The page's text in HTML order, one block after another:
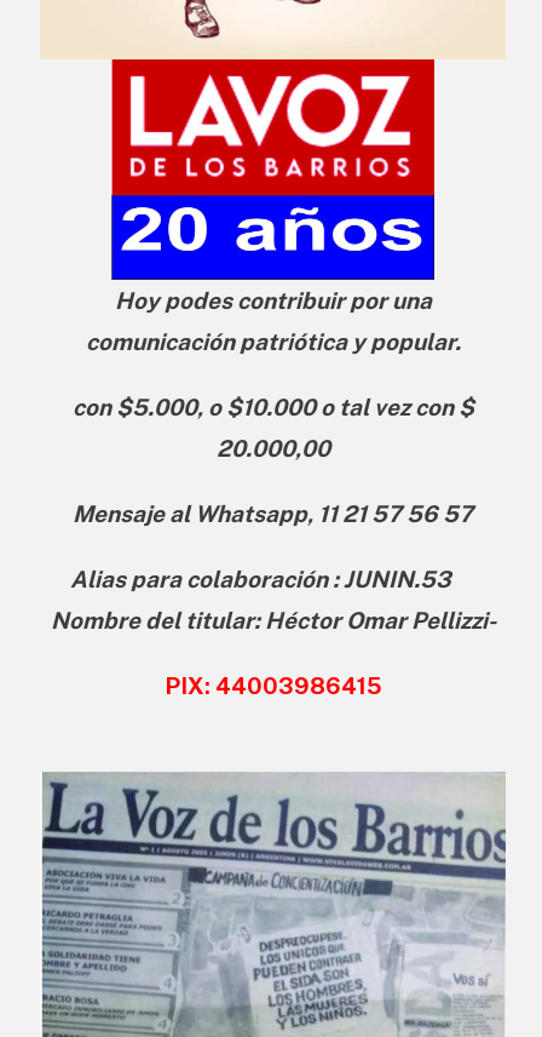
Hoy podes contribuir por una
comunicación patriótica y popular.
con $5.000, o $10.000 o tal vez con $
20.000,00
Mensaje al Whatsapp, 11 21 57 56 57
Alias para colaboración : JUNIN.53
Nombre del titular: Héctor Omar Pellizzi-
PIX: 44003986415